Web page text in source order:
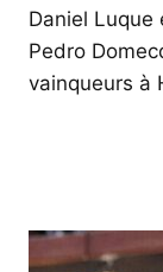
de
l’article
Daniel Luque
Pedro
vainqueurs à